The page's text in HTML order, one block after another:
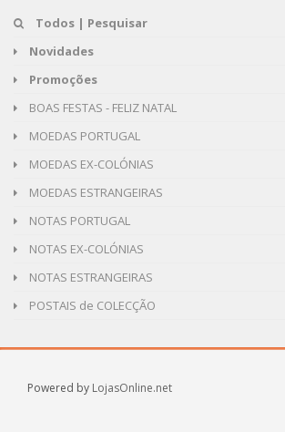
Todos | Pesquisar
Novidades
Promoções
BOAS FESTAS - FELIZ NATAL
MOEDAS PORTUGAL
MOEDAS EX-COLÓNIAS
MOEDAS ESTRANGEIRAS
NOTAS PORTUGAL
NOTAS EX-COLÓNIAS
NOTAS ESTRANGEIRAS
POSTAIS de COLECÇÃO
Powered by LojasOnline.net